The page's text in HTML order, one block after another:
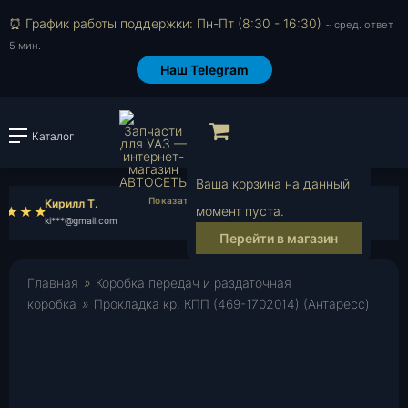
⏰ График работы поддержки: Пн-Пт (8:30 - 16:30) ~ сред. ответ
5 мин.
Наш Telegram
Каталог Войти или
Просмотр
Ваша корзина на данный
момент пуста.
Перейти в магазин
Кирилл Т.
ki***@gmail.com se***@mail.ru
Главная » Коробка передач и раздаточная
коробка » Прокладка кр. КПП (469-1702014) (Антаресс)